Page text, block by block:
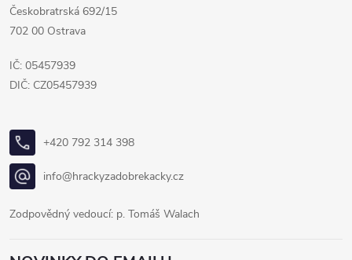
Českobratrská 692/15
702 00 Ostrava
IČ: 05457939
DIČ: CZ05457939
+420 792 314 398
info@hrackyzadobrekacky.cz
Zodpovědný vedoucí: p. Tomáš Walach